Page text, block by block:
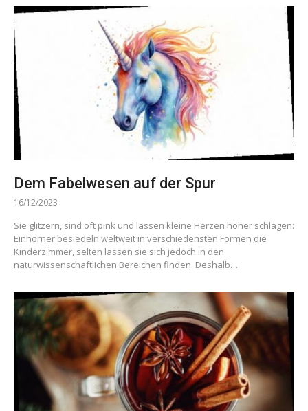
Dem Fabelwesen auf der Spur
16/12/2023
Sie glitzern, sind oft pink und lassen kleine Herzen höher schlagen:
Einhörner besiedeln weltweit in verschiedensten Formen die
Kinderzimmer, selten lassen sie sich jedoch in den
naturwissenschaftlichen Bereichen finden. Deshalb…